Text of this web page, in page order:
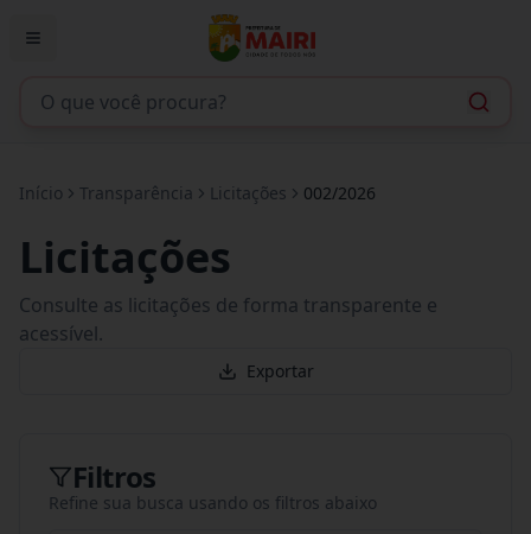
Início Transparência Licitações 002/2026
Licitações
Consulte as licitações de forma transparente e
acessível.
Exportar
Filtros
Refine sua busca usando os filtros abaixo